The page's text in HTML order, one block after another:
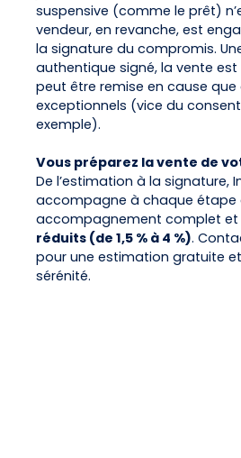
suspensive (comme le prêt)
vendeur, en revanche, est
la signature du compromis.
authentique signé, la vente
peut être remise en cause
exceptionnels (vice du
exemple).
Vous préparez la vente de
De l’estimation à la signature,
accompagne à chaque étape
accompagnement complet et
réduits (de 1,5 % à 4 %).
pour une estimation gratuite
sérénité.